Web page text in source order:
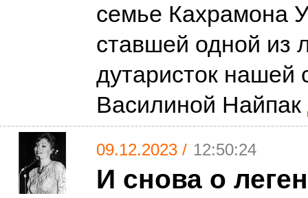
семье Кахрамона
ставшей одной из
дутаристок нашей
Василиной Найпак
09.12.2023 / 12:50:24
И снова о